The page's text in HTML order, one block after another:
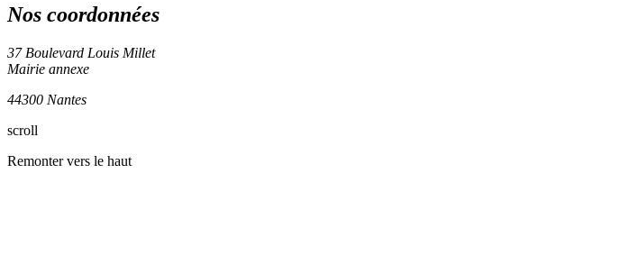
Nos coordonnées
37 Boulevard Louis Millet
Mairie annexe
44300 Nantes
−
scroll
Remonter vers le haut